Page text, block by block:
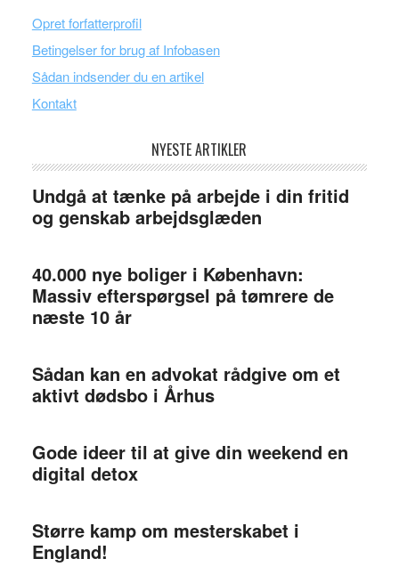
Opret forfatterprofil
Betingelser for brug af Infobasen
Sådan indsender du en artikel
Kontakt
NYESTE ARTIKLER
Undgå at tænke på arbejde i din fritid
og genskab arbejdsglæden
40.000 nye boliger i København:
Massiv efterspørgsel på tømrere de
næste 10 år
Sådan kan en advokat rådgive om et
aktivt dødsbo i Århus
Gode ideer til at give din weekend en
digital detox
Større kamp om mesterskabet i
England!